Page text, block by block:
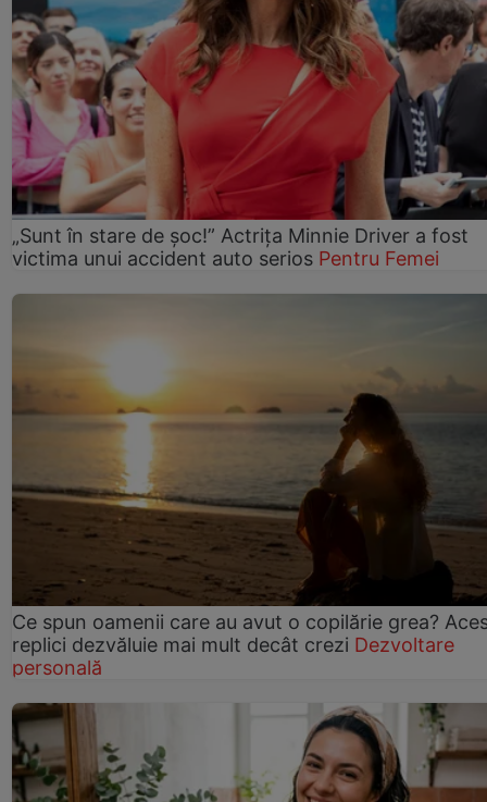
„Sunt în stare de șoc!” Actrița Minnie Driver a fost
victima unui accident auto serios Pentru Femei
Ce spun oamenii care au avut o copilărie grea?
replici dezvăluie mai mult decât crezi Dezvoltare
personală